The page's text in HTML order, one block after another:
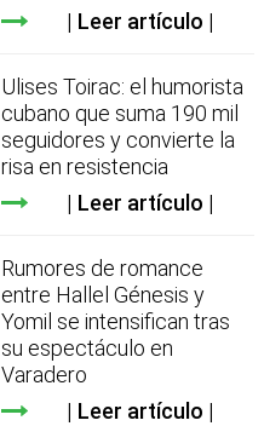
Leer artículo
Ulises Toirac: el humorista
cubano que suma 190 mil
seguidores y convierte la
risa en resistencia
Leer artículo
Rumores de romance
entre Hallel Génesis y
Yomil se intensifican tras
su espectáculo en
Varadero
Leer artículo